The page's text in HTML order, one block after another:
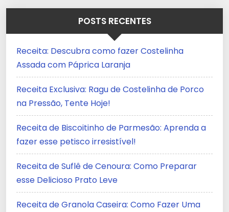
POSTS RECENTES
Receita: Descubra como fazer Costelinha
Assada com Páprica Laranja
Receita Exclusiva: Ragu de Costelinha de Porco
na Pressão, Tente Hoje!
Receita de Biscoitinho de Parmesão: Aprenda a
fazer esse petisco irresistível!
Receita de Suflê de Cenoura: Como Preparar
esse Delicioso Prato Leve
Receita de Granola Caseira: Como Fazer Uma